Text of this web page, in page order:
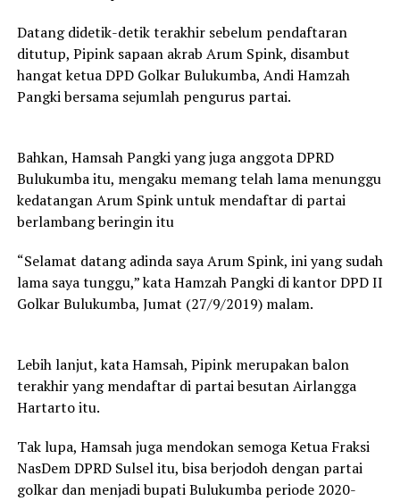
Datang didetik-detik terakhir sebelum pendaftaran
ditutup, Pipink sapaan akrab Arum Spink, disambut
hangat ketua DPD Golkar Bulukumba, Andi Hamzah
Pangki bersama sejumlah pengurus partai.
Bahkan, Hamsah Pangki yang juga anggota DPRD
Bulukumba itu, mengaku memang telah lama menunggu
kedatangan Arum Spink untuk mendaftar di partai
berlambang beringin itu
“Selamat datang adinda saya Arum Spink, ini yang sudah
lama saya tunggu,” kata Hamzah Pangki di kantor DPD II
Golkar Bulukumba, Jumat (27/9/2019) malam.
Lebih lanjut, kata Hamsah, Pipink merupakan balon
terakhir yang mendaftar di partai besutan Airlangga
Hartarto itu.
Tak lupa, Hamsah juga mendokan semoga Ketua Fraksi
NasDem DPRD Sulsel itu, bisa berjodoh dengan partai
golkar dan menjadi bupati Bulukumba periode 2020-